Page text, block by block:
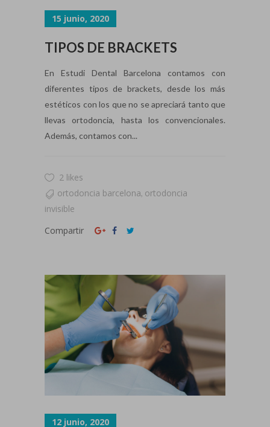
15 junio, 2020
TIPOS DE BRACKETS
En Estudi Dental Barcelona contamos con
diferentes tipos de brackets, desde los más
estéticos con los que no se apreciará tanto que
llevas ortodoncia, hasta los convencionales.
Además, contamos con...
2 likes
ortodoncia barcelona, ortodoncia
invisible
Compartir
12 junio, 2020